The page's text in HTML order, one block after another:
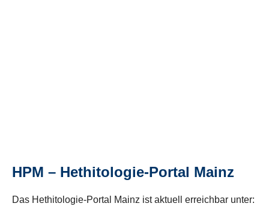
HPM – Hethitologie-Portal Mainz
Das Hethitologie-Portal Mainz ist aktuell erreichbar unter: